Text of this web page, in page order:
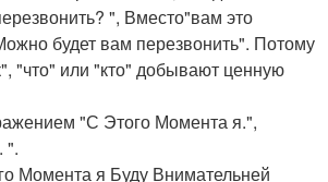
", Вместо"вам это
будет вам перезвонить". Потому
"что" или "кто" добывают ценную
"С Этого Момента я.",
".
Момента я Буду Внимательней